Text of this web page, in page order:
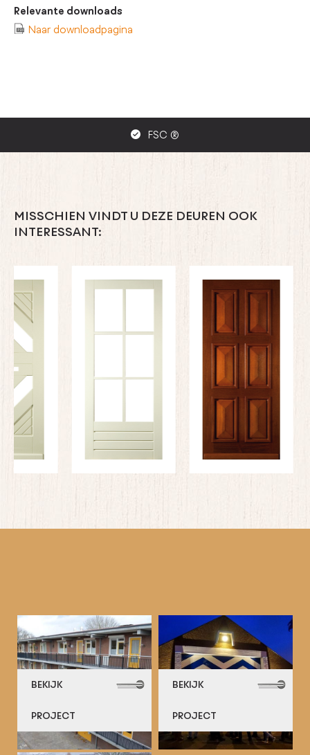
Relevante downloads
Naar downloadpagina
FSC ®
MISSCHIEN VINDT U DEZE DEUREN OOK
INTERESSANT:
BEKIJK
PROJECT
BEKIJK
PROJECT